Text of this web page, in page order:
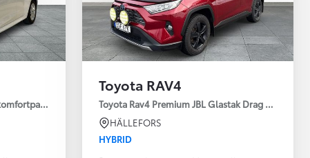
Toyota RAV4
Toyota Rav4 Premium JBL Glastak Drag Motorv
HÄLLEFORS
HYBRID